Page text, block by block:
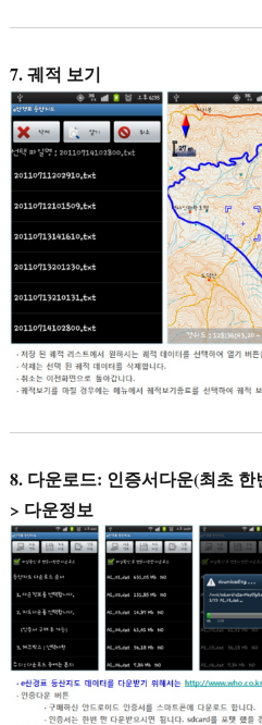
7. 궤적 보기
8. 다운로드: 인증서다운(최초
> 다운정보